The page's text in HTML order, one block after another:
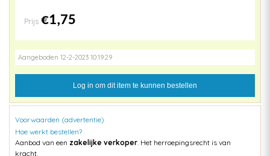
Prijs €1,75
Aangeboden 12-2-2023 10:19:29
Log in om dit item te kunnen bestellen
Voorwaarden (advertentie)
Hoe werkt bestellen?
Aanbod van een zakelijke verkoper. Het herroepingsrecht is van
kracht.